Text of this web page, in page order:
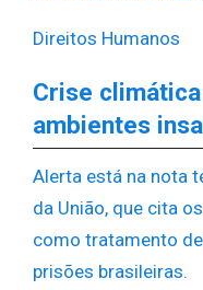
Direitos Humanos
Crise
ambientes
Alerta está na nota
da União, que cita
como tratamento
prisões brasileiras.